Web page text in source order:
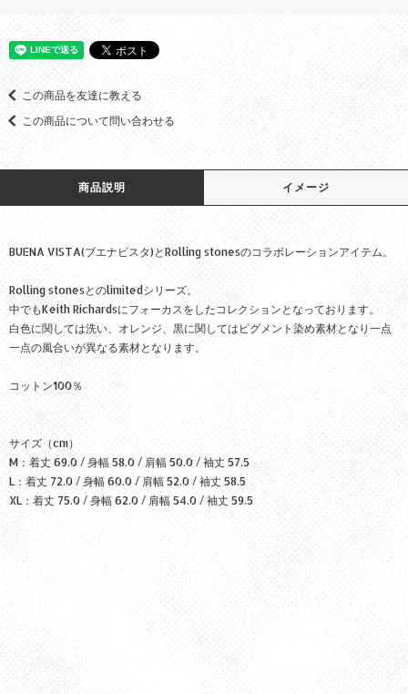
この商品を友達に教える
この商品について問い合わせる
商品説明 イメージ
BUENA VISTA(ブエナビスタ)とRolling stonesのコラボレーションアイテム。
Rolling stonesとのlimitedシリーズ。
中でもKeith Richardsにフォーカスをしたコレクションとなっております。
白色に関しては洗い、オレンジ、黒に関してはピグメント染め素材となり一点
一点の風合いが異なる素材となります。
コットン100％
サイズ（cm）
M：着丈 69.0 / 身幅 58.0 / 肩幅 50.0 / 袖丈 57.5
L：着丈 72.0 / 身幅 60.0 / 肩幅 52.0 / 袖丈 58.5
XL：着丈 75.0 / 身幅 62.0 / 肩幅 54.0 / 袖丈 59.5